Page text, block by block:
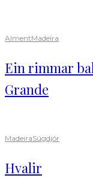
AlmentMadeira
Ein rimmar
Grande
MadeiraSúgdjór
Hvalir